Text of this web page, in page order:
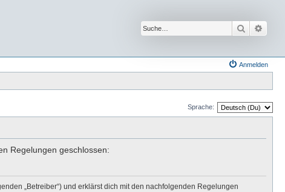
Suche
Anmelden
Sprache:
Regelungen geschlossen:
„Betreiber“) und erklärst dich mit den nachfolgenden Regelungen